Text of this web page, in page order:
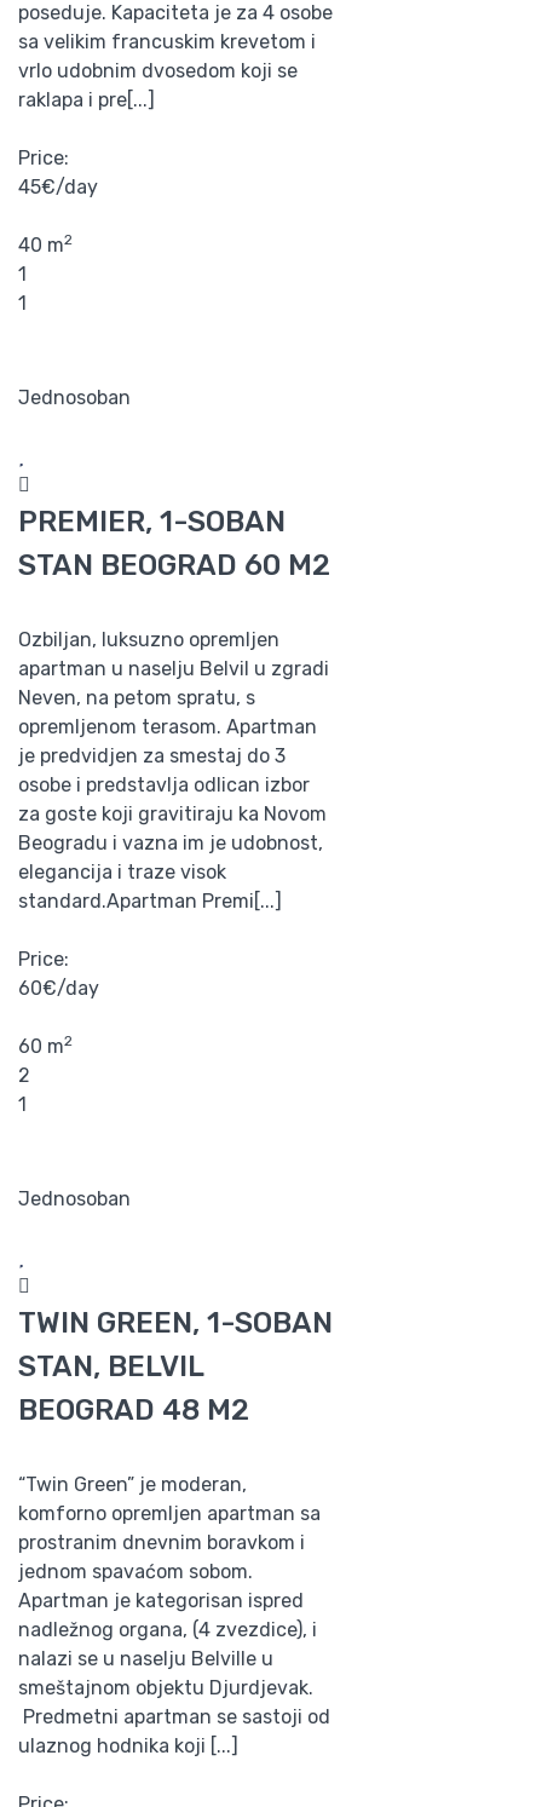
poseduje. Kapaciteta je za 4 osobe
sa velikim francuskim krevetom i
vrlo udobnim dvosedom koji se
raklapa i pre[...]
Price:
45€/day
40 m2
1
1
Jednosoban
PREMIER, 1-SOBAN
STAN BEOGRAD 60 M2
Ozbiljan, luksuzno opremljen
apartman u naselju Belvil u zgradi
Neven, na petom spratu, s
opremljenom terasom. Apartman
je predvidjen za smestaj do 3
osobe i predstavlja odlican izbor
za goste koji gravitiraju ka Novom
Beogradu i vazna im je udobnost,
elegancija i traze visok
standard.Apartman Premi[...]
Price:
60€/day
60 m2
2
1
Jednosoban
TWIN GREEN, 1-SOBAN
STAN, BELVIL
BEOGRAD 48 M2
“Twin Green” je moderan,
komforno opremljen apartman sa
prostranim dnevnim boravkom i
jednom spavaćom sobom.
Apartman je kategorisan ispred
nadležnog organa, (4 zvezdice), i
nalazi se u naselju Belville u
smeštajnom objektu Djurdjevak.
Predmetni apartman se sastoji od
ulaznog hodnika koji [...]